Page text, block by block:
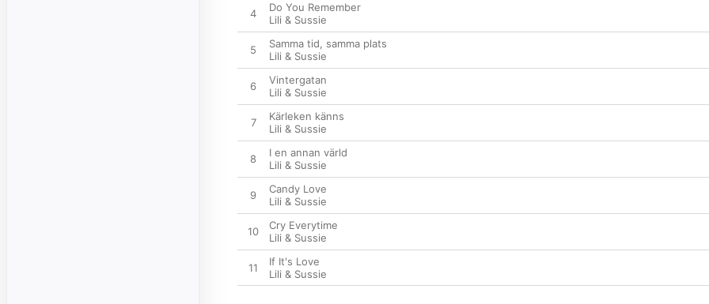
4
Do You Remember
Lili & Sussie
5
Samma tid, samma plats
Lili & Sussie
6
Vintergatan
Lili & Sussie
7
Kärleken känns
Lili & Sussie
8
I en annan värld
Lili & Sussie
9
Candy Love
Lili & Sussie
10
Cry Everytime
Lili & Sussie
11
If It's Love
Lili & Sussie